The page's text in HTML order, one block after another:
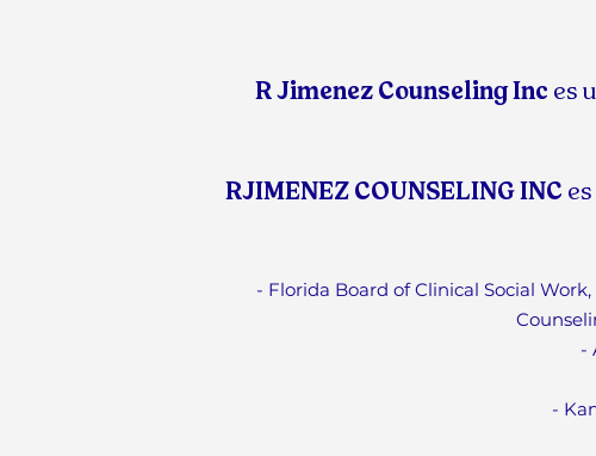
R Jimenez Counseling Inc es
RJIMENEZ COUNSELING INC
- Florida Board of Clinical Social
-
-